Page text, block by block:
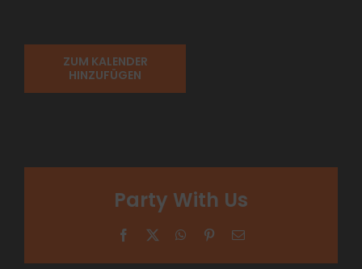
ZUM KALENDER
HINZUFÜGEN
Party With Us
Facebook WhatsApp
Pinterest
E-